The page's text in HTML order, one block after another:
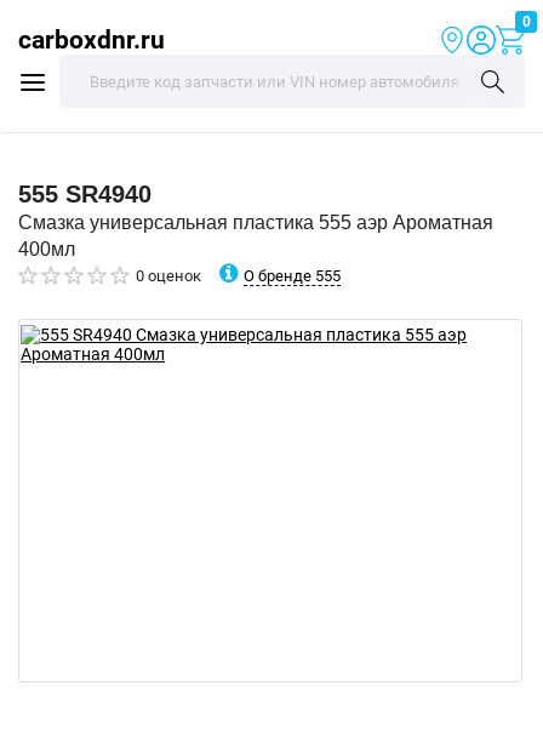
carboxdnr.ru
0
555 SR4940
Смазка универсальная пластика 555 аэр Ароматная
400мл
0 оценок О бренде 555